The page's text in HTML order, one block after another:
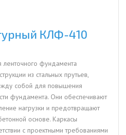
КЛФ-410
фундамента
из стальных прутьев,
собой для повышения
фундамента. Они обеспечивают
нагрузки и предотвращают
основе. Каркасы
с проектными требованиями